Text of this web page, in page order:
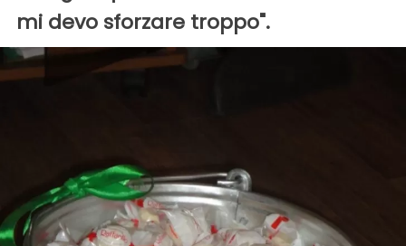
mi devo sforzare troppo".